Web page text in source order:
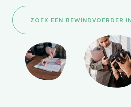
ZOEK EEN BEWINDVOERDER